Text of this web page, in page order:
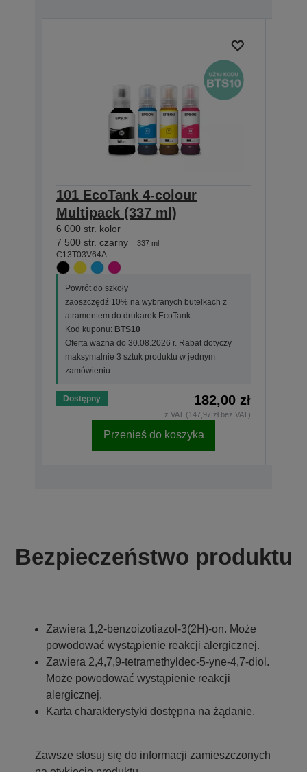
101 EcoTank 4-colour
Multipack (337 ml)
6 000 str. kolor
7 500 str. czarny
337 ml
C13T03V64A
Powrót do szkoły
zaoszczędź 10% na wybranych butelkach z
atramentem do drukarek EcoTank.
Kod kuponu: BTS10
Oferta ważna do 30.08.2026 r. Rabat dotyczy
maksymalnie 3 sztuk produktu w jednym
zamówieniu.
Dostępny 182,00 zł
z VAT (147,97 zł bez VAT)
Przenieś do koszyka
Bezpieczeństwo produktu
Zawiera 1,2-benzoizotiazol-3(2H)-on. Może
powodować wystąpienie reakcji alergicznej.
Zawiera 2,4,7,9-tetramethyldec-5-yne-4,7-diol.
Może powodować wystąpienie reakcji
alergicznej.
Karta charakterystyki dostępna na żądanie.
Zawsze stosuj się do informacji zamieszczonych